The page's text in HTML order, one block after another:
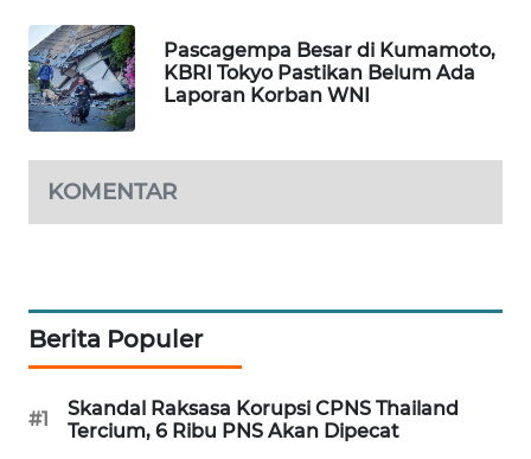
Pascagempa Besar di Kumamoto,
KBRI Tokyo Pastikan Belum Ada
Laporan Korban WNI
KOMENTAR
Berita Populer
#1
Skandal Raksasa Korupsi CPNS Thailand
Tercium, 6 Ribu PNS Akan Dipecat
UMKM
WAHANA
SELEB
WAHANA
WAHANA